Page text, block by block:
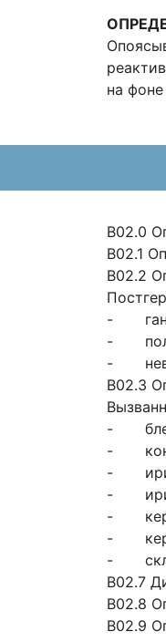
на
B02.0
B02.1
B02.2
-
-
-
B02.3
-
-
-
-
-
-
-
B02.7
B02.8
B02.9